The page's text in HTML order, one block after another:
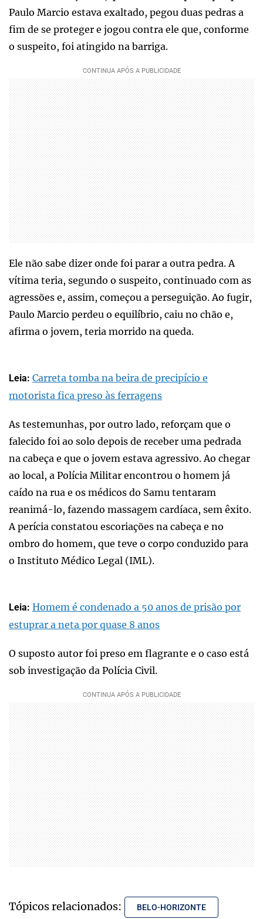
Paulo Marcio estava exaltado, pegou duas pedras a
fim de se proteger e jogou contra ele que, conforme
o suspeito, foi atingido na barriga.
Ele não sabe dizer onde foi parar a outra pedra. A
vítima teria, segundo o suspeito, continuado com as
agressões e, assim, começou a perseguição. Ao fugir,
Paulo Marcio perdeu o equilíbrio, caiu no chão e,
afirma o jovem, teria morrido na queda.
Leia: Carreta tomba na beira de precipício e
motorista fica preso às ferragens
As testemunhas, por outro lado, reforçam que o
falecido foi ao solo depois de receber uma pedrada
na cabeça e que o jovem estava agressivo. Ao chegar
ao local, a Polícia Militar encontrou o homem já
caído na rua e os médicos do Samu tentaram
reanimá-lo, fazendo massagem cardíaca, sem êxito.
A perícia constatou escoriações na cabeça e no
ombro do homem, que teve o corpo conduzido para
o Instituto Médico Legal (IML).
Leia: Homem é condenado a 50 anos de prisão por
estuprar a neta por quase 8 anos
O suposto autor foi preso em flagrante e o caso está
sob investigação da Polícia Civil.
Tópicos relacionados: BELO-HORIZONTE